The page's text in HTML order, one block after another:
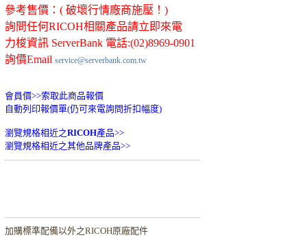
參考售價：( 破壞行情廠商施壓！)
詢問任何RICOH相關產品請立即來電
力梭資訊 ServerBank 電話:(02)8969-0901
詢價Email service@serverbank.com.tw
會員價>>索取此商品報價
自動列印報價單(仍可來電詢問折扣幅度)
瀏覽規格相近之RICOH產品>>
瀏覽規格相近之其他品牌產品>>
加購標準配備以外之RICOH原廠配件